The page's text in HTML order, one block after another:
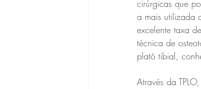
cirúrgicas que
a mais utilizada
excelente taxa
técnica de
platô tibial,
Através da